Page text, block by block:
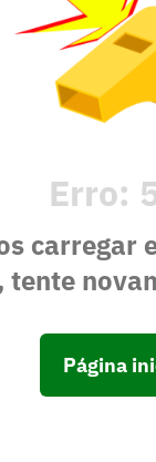
Erro:
carregar
tente
Página